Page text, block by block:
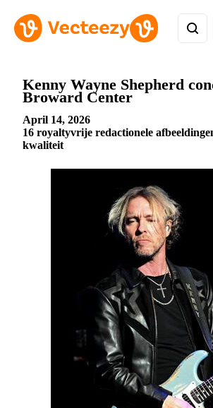
Kenny Wayne Shepherd
Broward Center
April 14, 2026
16 royaltyvrije redactionele
kwaliteit